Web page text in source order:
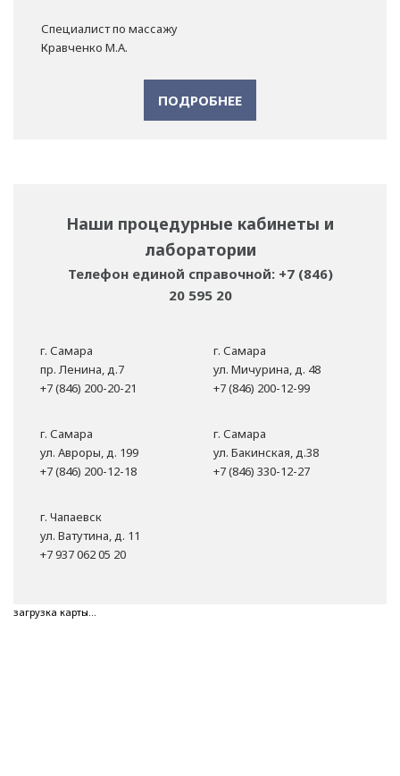
Специалист по массажу
Кравченко М.А.
ПОДРОБНЕЕ
Наши процедурные кабинеты и
лаборатории
Телефон единой справочной: +7 (846)
20 595 20
г. Самара
пр. Ленина, д.7
+7 (846) 200-20-21
г. Самара
ул. Мичурина, д. 48
+7 (846) 200-12-99
г. Самара
ул. Авроры, д. 199
+7 (846) 200-12-18
г. Самара
ул. Бакинская, д.38
+7 (846) 330-12-27
г. Чапаевск
ул. Ватутина, д. 11
+7 937 062 05 20
загрузка карты...